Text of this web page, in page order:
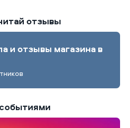
отзывы
и отзывы магазина в